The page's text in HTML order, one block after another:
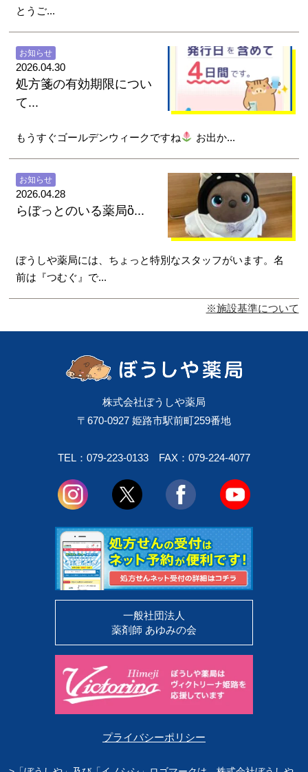
とうご...
2026.04.30
お知らせ
処方箋の有効期限につい
て...
もうすぐゴールデンウィークですね お出か...
2026.04.28
お知らせ
らぼっとのいる薬局ὂ...
ぼうしや薬局には、ちょっと特別なスタッフがいます。名
前は『つむぐ』で...
※施設基準について
株式会社ぼうしや薬局
〒670-0927 姫路市駅前町259番地
TEL：079-223-0133 FAX：079-224-4077
一般社団法人
薬剤師 あゆみの会
プライバシーポリシー